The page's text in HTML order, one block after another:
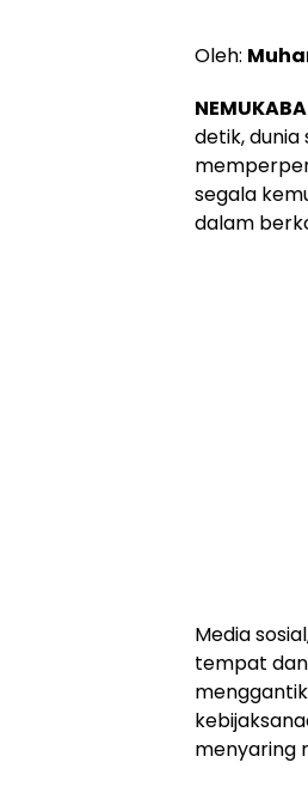
Oleh:
detik, dunia
segala
dalam
Media
tempat
menyaring